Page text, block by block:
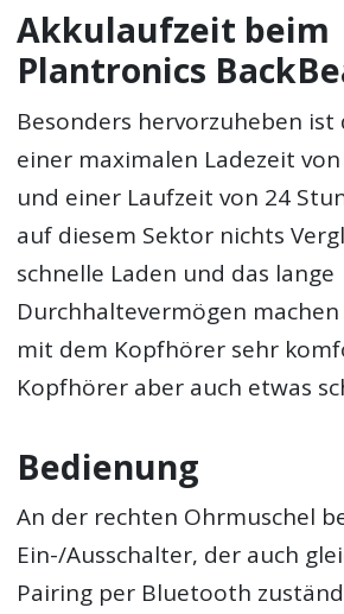
Akkulaufzeit beim
Plantronics
Besonders hervorzuheben ist
einer maximalen Ladezeit
und einer Laufzeit von 24
auf diesem Sektor nichts
schnelle Laden und das lange
Durchhaltevermögen
mit dem Kopfhörer sehr
Kopfhörer aber auch etwas
Bedienung
An der rechten Ohrmuschel
Ein-/Ausschalter, der auch
Pairing per Bluetooth